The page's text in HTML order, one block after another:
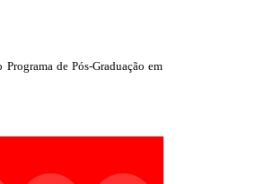
de Pós-Graduação em